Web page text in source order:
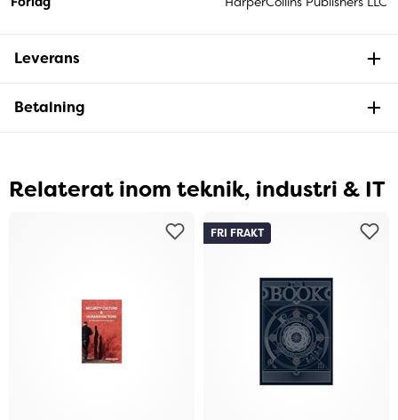
Leverans
Betalning
Relaterat inom teknik, industri & IT
FRI FRAKT